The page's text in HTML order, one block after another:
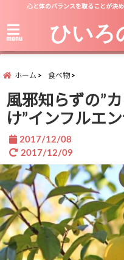
心と体のバランスを取ることが決
menu ひいろ
ホーム 食べ物
風邪知らずの”
け”インフルエ
2017/12/08
2017/12/09